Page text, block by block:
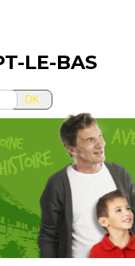
LE-BAS
OK